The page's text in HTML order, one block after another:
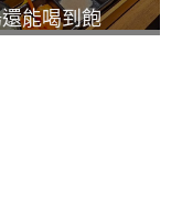
能喝到飽